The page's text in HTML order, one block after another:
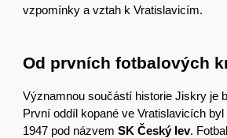
vzpomínky a vztah k Vratislavicím.
Od prvních fotbalových
Významnou součástí historie Jiskry je
První oddíl kopané ve Vratislavicích
1947 pod názvemSK Český lev.